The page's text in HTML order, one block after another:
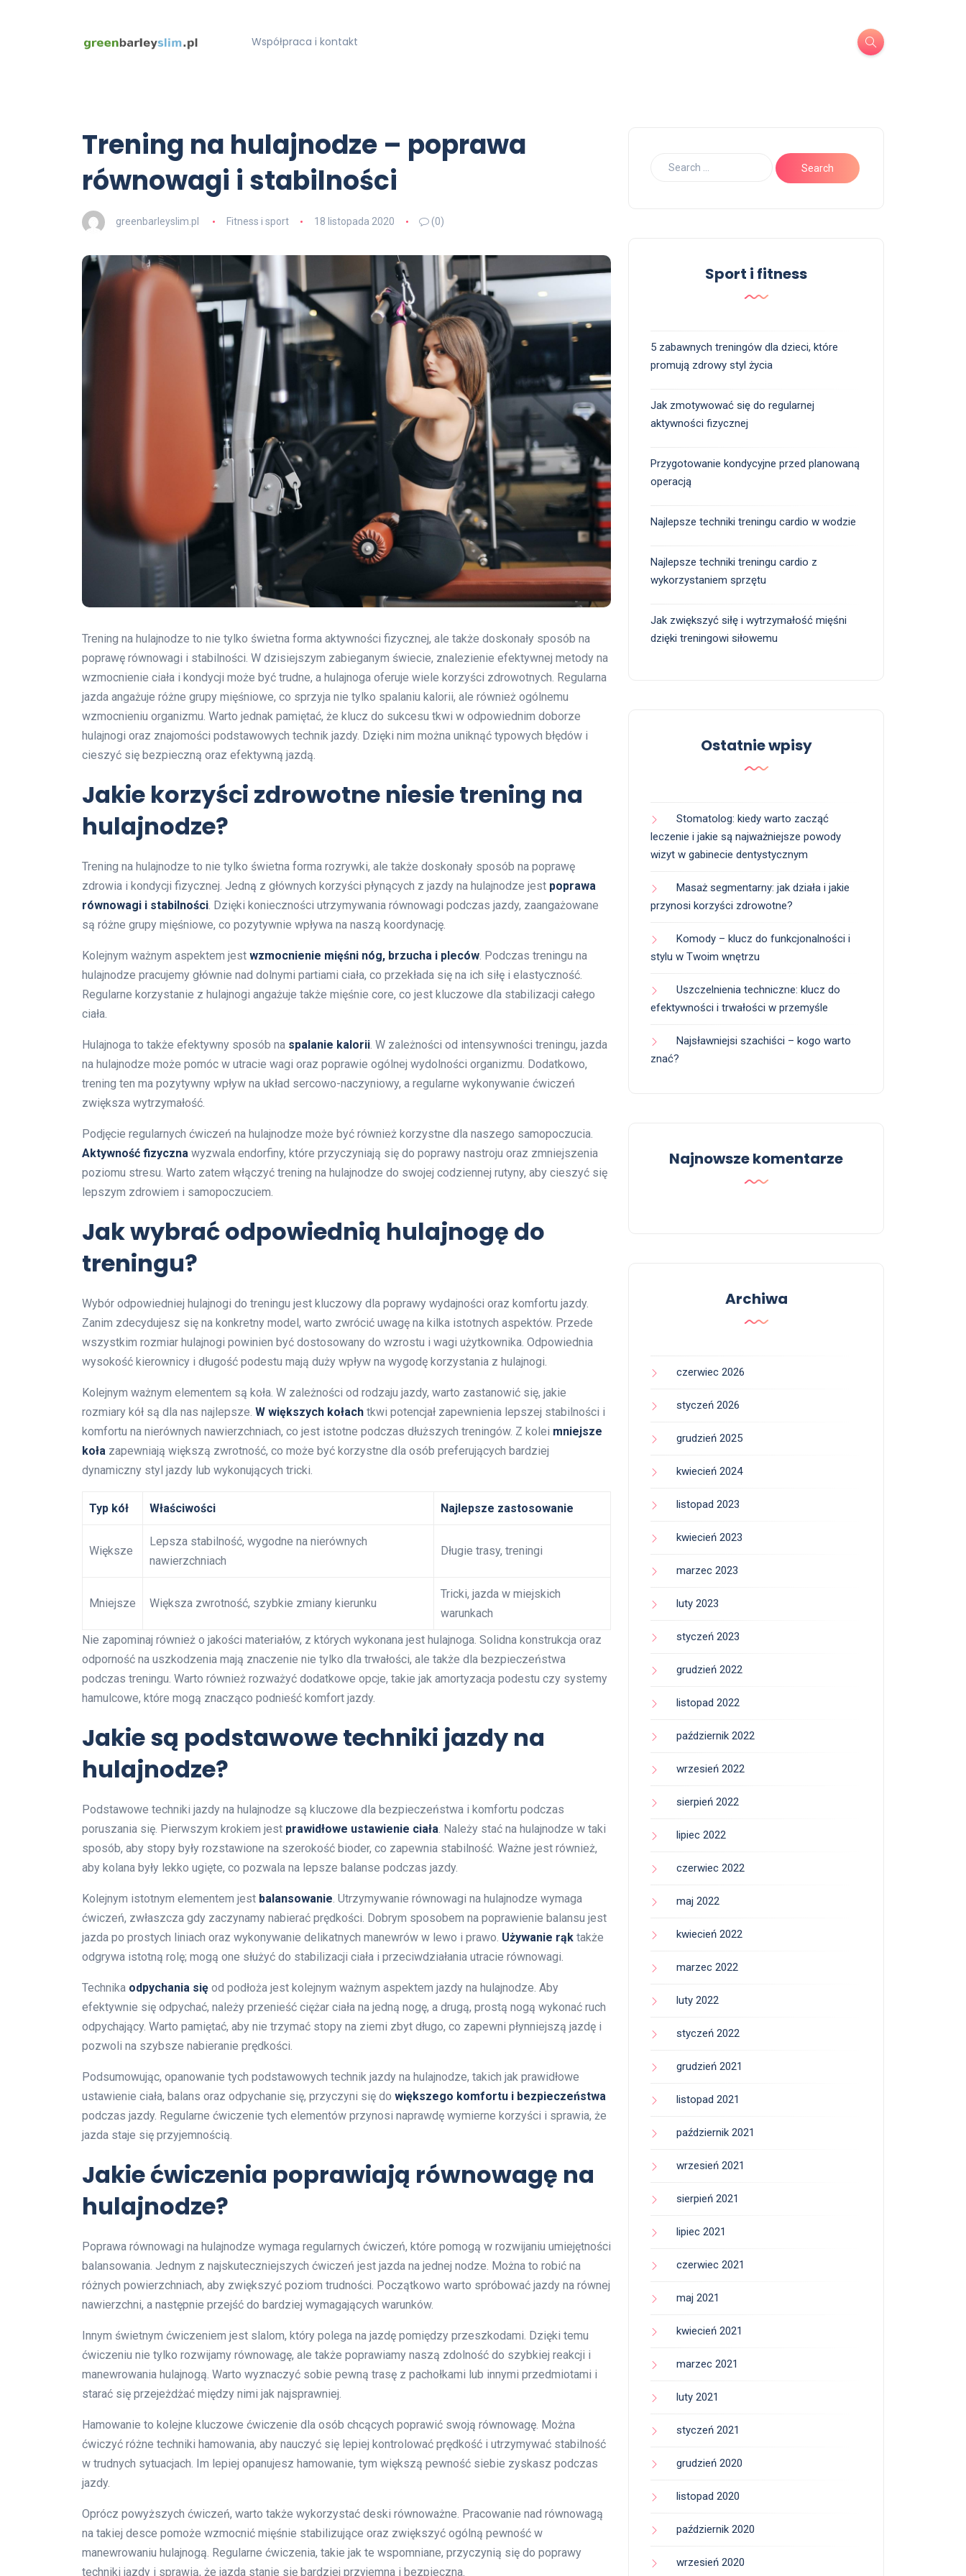
Współpraca i kontakt
Trening na hulajnodze – poprawa
równowagi i stabilności
greenbarleyslim.pl Fitness i sport 18 listopada 2020 (0)
Trening na hulajnodze to nie tylko świetna forma aktywności fizycznej, ale także doskonały sposób na
poprawę równowagi i stabilności. W dzisiejszym zabieganym świecie, znalezienie efektywnej metody na
wzmocnienie ciała i kondycji może być trudne, a hulajnoga oferuje wiele korzyści zdrowotnych. Regularna
jazda angażuje różne grupy mięśniowe, co sprzyja nie tylko spalaniu kalorii, ale również ogólnemu
wzmocnieniu organizmu. Warto jednak pamiętać, że klucz do sukcesu tkwi w odpowiednim doborze
hulajnogi oraz znajomości podstawowych technik jazdy. Dzięki nim można uniknąć typowych błędów i
cieszyć się bezpieczną oraz efektywną jazdą.
Jakie korzyści zdrowotne niesie trening na
hulajnodze?
Trening na hulajnodze to nie tylko świetna forma rozrywki, ale także doskonały sposób na poprawę
zdrowia i kondycji fizycznej. Jedną z głównych korzyści płynących z jazdy na hulajnodze jest poprawa
równowagi i stabilności . Dzięki konieczności utrzymywania równowagi podczas jazdy, zaangażowane
są różne grupy mięśniowe, co pozytywnie wpływa na naszą koordynację.
Kolejnym ważnym aspektem jest wzmocnienie mięśni nóg, brzucha i pleców . Podczas treningu na
hulajnodze pracujemy głównie nad dolnymi partiami ciała, co przekłada się na ich siłę i elastyczność.
Regularne korzystanie z hulajnogi angażuje także mięśnie core, co jest kluczowe dla stabilizacji całego
ciała.
Hulajnoga to także efektywny sposób na spalanie kalorii . W zależności od intensywności treningu, jazda
na hulajnodze może pomóc w utracie wagi oraz poprawie ogólnej wydolności organizmu. Dodatkowo,
trening ten ma pozytywny wpływ na układ sercowo-naczyniowy, a regularne wykonywanie ćwiczeń
zwiększa wytrzymałość.
Podjęcie regularnych ćwiczeń na hulajnodze może być również korzystne dla naszego samopoczucia.
Aktywność fizyczna wyzwala endorfiny, które przyczyniają się do poprawy nastroju oraz zmniejszenia
poziomu stresu. Warto zatem włączyć trening na hulajnodze do swojej codziennej rutyny, aby cieszyć się
lepszym zdrowiem i samopoczuciem.
Jak wybrać odpowiednią hulajnogę do
treningu?
Wybór odpowiedniej hulajnogi do treningu jest kluczowy dla poprawy wydajności oraz komfortu jazdy.
Zanim zdecydujesz się na konkretny model, warto zwrócić uwagę na kilka istotnych aspektów. Przede
wszystkim rozmiar hulajnogi powinien być dostosowany do wzrostu i wagi użytkownika. Odpowiednia
wysokość kierownicy i długość podestu mają duży wpływ na wygodę korzystania z hulajnogi.
Kolejnym ważnym elementem są koła. W zależności od rodzaju jazdy, warto zastanowić się, jakie
rozmiary kół są dla nas najlepsze. W większych kołach tkwi potencjał zapewnienia lepszej stabilności i
komfortu na nierównych nawierzchniach, co jest istotne podczas dłuższych treningów. Z kolei mniejsze
koła zapewniają większą zwrotność, co może być korzystne dla osób preferujących bardziej
dynamiczny styl jazdy lub wykonujących tricki.
Typ kół Właściwości Najlepsze zastosowanie
Większe
Lepsza stabilność, wygodne na nierównych
nawierzchniach
Długie trasy, treningi
Mniejsze Większa zwrotność, szybkie zmiany kierunku
Tricki, jazda w miejskich
warunkach
Nie zapominaj również o jakości materiałów, z których wykonana jest hulajnoga. Solidna konstrukcja oraz
odporność na uszkodzenia mają znaczenie nie tylko dla trwałości, ale także dla bezpieczeństwa
podczas treningu. Warto również rozważyć dodatkowe opcje, takie jak amortyzacja podestu czy systemy
hamulcowe, które mogą znacząco podnieść komfort jazdy.
Jakie są podstawowe techniki jazdy na
hulajnodze?
Podstawowe techniki jazdy na hulajnodze są kluczowe dla bezpieczeństwa i komfortu podczas
poruszania się. Pierwszym krokiem jest prawidłowe ustawienie ciała . Należy stać na hulajnodze w taki
sposób, aby stopy były rozstawione na szerokość bioder, co zapewnia stabilność. Ważne jest również,
aby kolana były lekko ugięte, co pozwala na lepsze balanse podczas jazdy.
Kolejnym istotnym elementem jest balansowanie . Utrzymywanie równowagi na hulajnodze wymaga
ćwiczeń, zwłaszcza gdy zaczynamy nabierać prędkości. Dobrym sposobem na poprawienie balansu jest
jazda po prostych liniach oraz wykonywanie delikatnych manewrów w lewo i prawo. Używanie rąk także
odgrywa istotną rolę; mogą one służyć do stabilizacji ciała i przeciwdziałania utracie równowagi.
Technika odpychania się od podłoża jest kolejnym ważnym aspektem jazdy na hulajnodze. Aby
efektywnie się odpychać, należy przenieść ciężar ciała na jedną nogę, a drugą, prostą nogą wykonać ruch
odpychający. Warto pamiętać, aby nie trzymać stopy na ziemi zbyt długo, co zapewni płynniejszą jazdę i
pozwoli na szybsze nabieranie prędkości.
Podsumowując, opanowanie tych podstawowych technik jazdy na hulajnodze, takich jak prawidłowe
ustawienie ciała, balans oraz odpychanie się, przyczyni się do większego komfortu i bezpieczeństwa
podczas jazdy. Regularne ćwiczenie tych elementów przynosi naprawdę wymierne korzyści i sprawia, że
jazda staje się przyjemnością.
Jakie ćwiczenia poprawiają równowagę na
hulajnodze?
Poprawa równowagi na hulajnodze wymaga regularnych ćwiczeń, które pomogą w rozwijaniu umiejętności
balansowania. Jednym z najskuteczniejszych ćwiczeń jest jazda na jednej nodze. Można to robić na
różnych powierzchniach, aby zwiększyć poziom trudności. Początkowo warto spróbować jazdy na równej
nawierzchni, a następnie przejść do bardziej wymagających warunków.
Innym świetnym ćwiczeniem jest slalom, który polega na jazdę pomiędzy przeszkodami. Dzięki temu
ćwiczeniu nie tylko rozwijamy równowagę, ale także poprawiamy naszą zdolność do szybkiej reakcji i
manewrowania hulajnogą. Warto wyznaczyć sobie pewną trasę z pachołkami lub innymi przedmiotami i
starać się przejeżdżać między nimi jak najsprawniej.
Hamowanie to kolejne kluczowe ćwiczenie dla osób chcących poprawić swoją równowagę. Można
ćwiczyć różne techniki hamowania, aby nauczyć się lepiej kontrolować prędkość i utrzymywać stabilność
w trudnych sytuacjach. Im lepiej opanujesz hamowanie, tym większą pewność siebie zyskasz podczas
jazdy.
Oprócz powyższych ćwiczeń, warto także wykorzystać deski równoważne. Pracowanie nad równowagą
na takiej desce pomoże wzmocnić mięśnie stabilizujące oraz zwiększyć ogólną pewność w
manewrowaniu hulajnogą. Regularne ćwiczenia, takie jak te wspomniane, przyczynią się do poprawy
techniki jazdy i sprawią, że jazda stanie się bardziej przyjemna i bezpieczna.
Sport i fitness
5 zabawnych treningów dla dzieci, które
promują zdrowy styl życia
Jak zmotywować się do regularnej
aktywności fizycznej
Przygotowanie kondycyjne przed planowaną
operacją
Najlepsze techniki treningu cardio w wodzie
Najlepsze techniki treningu cardio z
wykorzystaniem sprzętu
Jak zwiększyć siłę i wytrzymałość mięśni
dzięki treningowi siłowemu
Ostatnie wpisy
Stomatolog: kiedy warto zacząć
leczenie i jakie są najważniejsze powody
wizyt w gabinecie dentystycznym
Masaż segmentarny: jak działa i jakie
przynosi korzyści zdrowotne?
Komody – klucz do funkcjonalności i
stylu w Twoim wnętrzu
Uszczelnienia techniczne: klucz do
efektywności i trwałości w przemyśle
Najsławniejsi szachiści – kogo warto
znać?
Najnowsze komentarze
Archiwa
czerwiec 2026
styczeń 2026
grudzień 2025
kwiecień 2024
listopad 2023
kwiecień 2023
marzec 2023
luty 2023
styczeń 2023
grudzień 2022
listopad 2022
październik 2022
wrzesień 2022
sierpień 2022
lipiec 2022
czerwiec 2022
maj 2022
kwiecień 2022
marzec 2022
luty 2022
styczeń 2022
grudzień 2021
listopad 2021
październik 2021
wrzesień 2021
sierpień 2021
lipiec 2021
czerwiec 2021
maj 2021
kwiecień 2021
marzec 2021
luty 2021
styczeń 2021
grudzień 2020
listopad 2020
październik 2020
wrzesień 2020